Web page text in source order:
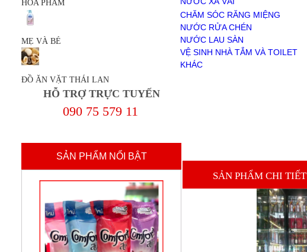
NƯỚC LAU SÀN
VỆ SINH NHÀ TẮM VÀ TOILET
MẸ VÀ BÉ
ĐỒ ĂN VẶT THÁI LAN
Chính sách mua hàng
Chính sách thanh toán
Thanh Toán
BỘT GIẶT
HÓA PHẨM
CHĂM SÓC RĂNG MIỆNG
NƯỚC RỬA CHÉN
NƯỚC LAU SÀN
VỆ SINH NHÀ TẮM VÀ TOILET
KHÁC
MẸ VÀ BÉ
ĐỒ ĂN VẶT THÁI LAN
HỖ TRỢ TRỰC TUYẾN
090 75 579 11
SẢN PHẨM NỔI BẬT
SẢN PHẨM CHI TIẾT